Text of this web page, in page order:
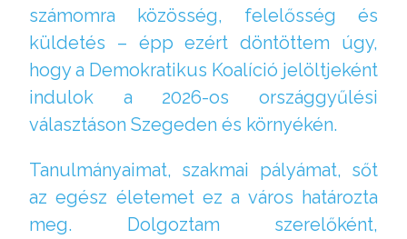
számomra közösség, felelősség és
küldetés – épp ezért döntöttem úgy,
hogy a Demokratikus Koalíció jelöltjeként
indulok a 2026-os országgyűlési
választáson Szegeden és környékén.
Tanulmányaimat, szakmai pályámat, sőt
az egész életemet ez a város határozta
meg. Dolgoztam szerelőként,